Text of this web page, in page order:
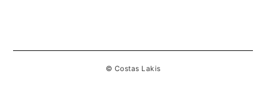
© Costas Lakis